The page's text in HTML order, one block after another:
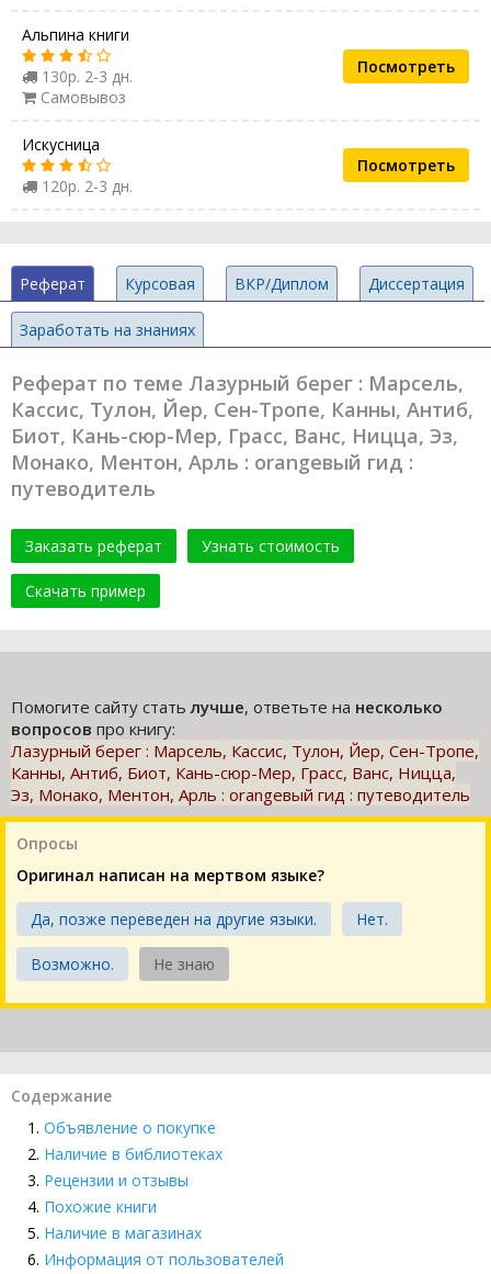
Альпина книги
130р. 2-3 дн.
Самовывоз
Посмотреть
Искусница
120р. 2-3 дн.
Посмотреть
Реферат Курсовая ВКР/Диплом Диссертация
Заработать на знаниях
Реферат по теме Лазурный берег : Марсель,
Кассис, Тулон, Йер, Сен-Тропе, Канны, Антиб,
Биот, Кань-сюр-Мер, Грасс, Ванс, Ницца, Эз,
Монако, Ментон, Арль : orangевый гид :
путеводитель
Заказать реферат Узнать стоимость
Скачать пример
Помогите сайту статьлучше, ответьте на несколько
вопросов про книгу:
Лазурный берег : Марсель, Кассис, Тулон, Йер, Сен-Тропе,
Канны, Антиб, Биот, Кань-сюр-Мер, Грасс, Ванс, Ницца,
Эз, Монако, Ментон, Арль : orangевый гид : путеводитель
Опросы
Оригинал написан на мертвом языке?
Да, позже переведен на другие языки. Нет.
Возможно. Не знаю
Содержание
Объявление о покупке
Наличие в библиотеках
Рецензии и отзывы
Похожие книги
Наличие в магазинах
Информация от пользователей